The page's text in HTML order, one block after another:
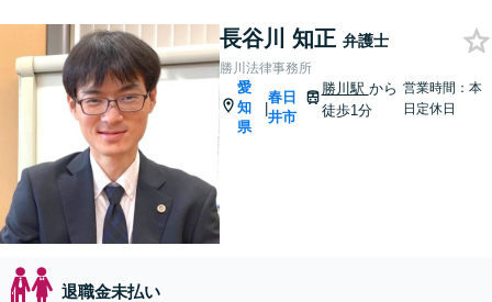
長谷川 知正 弁護士
勝川法律事務所
愛
知
県
|
春日
井市
勝川駅 から
徒歩1分
営業時間：本
日定休日
退職金未払い